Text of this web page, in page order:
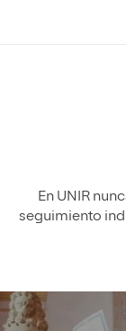
En UNIR
seguimiento